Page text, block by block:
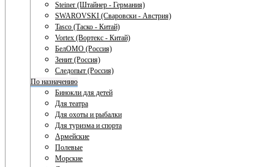
Steiner (Штайнер - Германия)
SWAROVSKI (Сваровски - Австрия)
Tasco (Таско - Китай)
Vortex (Вортекс - Китай)
БелОМО (Россия)
Зенит (Россия)
Следопыт (Россия)
По назначению
Бинокли для детей
Для театра
Для охоты и рыбалки
Для туризма и спорта
Армейские
Полевые
Морские